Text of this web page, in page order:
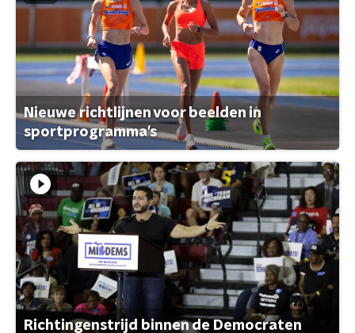
Nieuwe richtlijnen voor beelden in
sportprogramma's
Richtingenstrijd binnen de Democraten